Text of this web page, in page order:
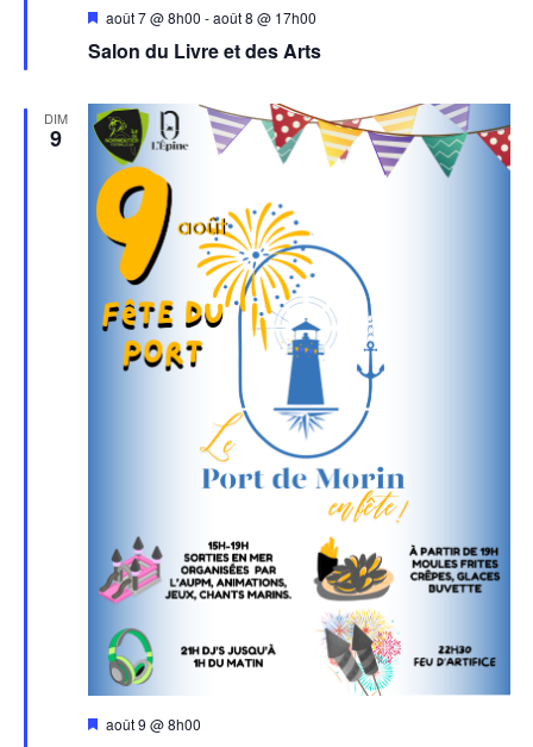
Salon du Livre et des Arts
Mis
avant
août 7 @ 8h00 -août 8 @ 17h00
DIM
9
Mis
août 9 @ 8h00